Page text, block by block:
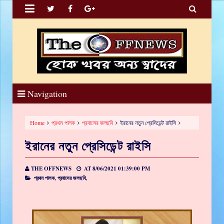
 
Navigation
Home প্রথম পালক প্রবাসের জলছবি ইরানের নতুন প্রেসিডেন্ট রাইসি
ইরানের নতুন প্রেসিডেন্ট রাইসি
THE OFFNEWS AT8/06/2021 01:39:00 PM
প্রথম পালক,প্রবাসের জলছবি,